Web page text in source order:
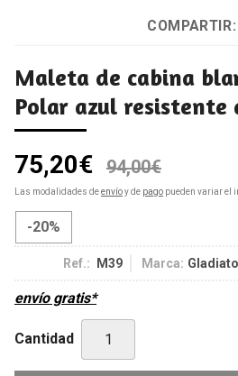
COMPARTIR:
Maleta de cabina
Polar azul resistente
75,20€ 94,00€
Las modalidades deenvíoy de pago pueden variar el
-20%
Ref.: M39 Marca:
envío gratis*
Cantidad